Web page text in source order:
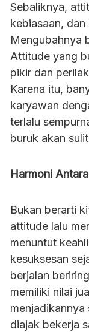
Sebaliknya,
kebiasaan,
Mengubahnya
Attitude yang
pikir dan
Karena itu,
karyawan
terlalu
buruk akan
Harmoni
Bukan berarti
attitude lalu
menuntut
kesuksesan
berjalan
memiliki nilai
diajak bekerja